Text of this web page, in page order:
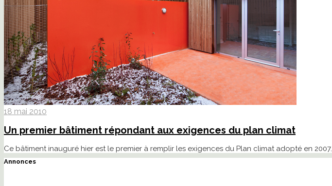
18 mai 2010
Un premier bâtiment répondant aux exigences du plan climat
Ce bâtiment inauguré hier est le premier à remplir les exigences du Plan climat adopté en 2007.
Annonces